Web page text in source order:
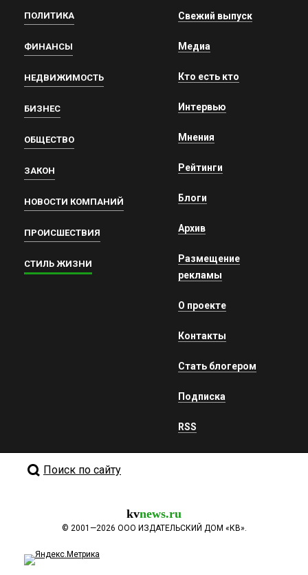
ПОЛИТИКА
ФИНАНСЫ
НЕДВИЖИМОСТЬ
БИЗНЕС
ОБЩЕСТВО
ЗАКОН
НОВОСТИ КОМПАНИЙ
ПРОИСШЕСТВИЯ
СТИЛЬ ЖИЗНИ
Свежий выпуск
Медиа
Кто есть кто
Интервью
Мнения
Рейтинги
Блоги
Архив
Размещение
рекламы
О проекте
Контакты
Стать блогером
Подписка
RSS
Поиск по сайту
kvnews.ru
© 2001—2026 ООО ИЗДАТЕЛЬСКИЙ ДОМ «КВ».